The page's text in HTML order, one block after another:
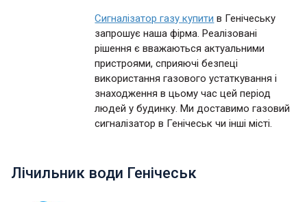
Сигналізатор газу купити в Генічеську
запрошує наша фірма. Реалізовані
рішення є вважаються актуальними
пристроями, сприяючі безпеці
використання газового устаткування і
знаходження в цьому час цей період
людей у будинку. Ми доставимо газовий
сигналізатор в Генічеськ чи інші місті.
Лічильник води Генічеськ